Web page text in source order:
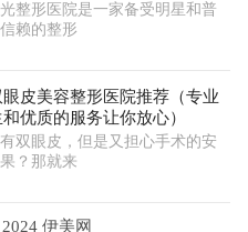
光整形医院是一家备受明星和普
赖的整形
皮美容整形医院推荐（专业
优质的服务让你放心）
双眼皮，但是又担心手术的安
？那就来
伊美网